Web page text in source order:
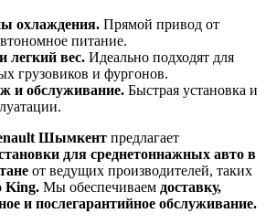
охлаждения. Прямой привод от
питание.
легкий вес. Идеально подходят для
грузовиков и фургонов.
и обслуживание. Быстрая установка и
Шымкент предлагает
для среднетоннажных авто в
от ведущих производителей, таких
King. Мы обеспечиваем доставку,
и послегарантийное обслуживание.